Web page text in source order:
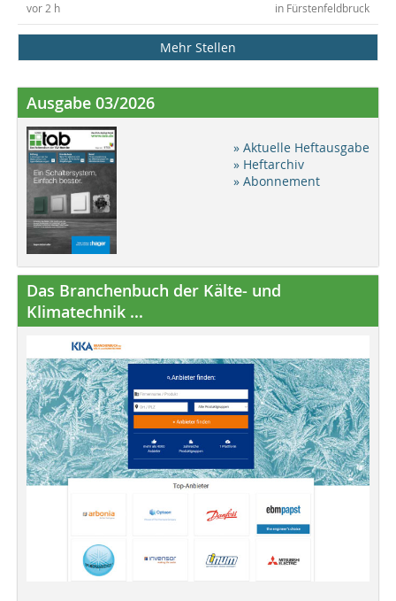
in Fürstenfeldbruck
vor 2 h
Mehr Stellen
Ausgabe 03/2026
» Aktuelle Heftausgabe
» Heftarchiv
» Abonnement
Das Branchenbuch der Kälte- und
Klimatechnik ...